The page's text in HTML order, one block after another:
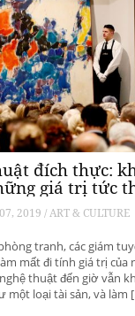
đích thực:
giá trị tức
2019 / ART & CULTURE
tranh, các giám
mất đi tính giá trị của
thuật đến giờ vẫn
một loại tài sản, và làm